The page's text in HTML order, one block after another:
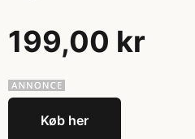
199,00 kr
Køb her